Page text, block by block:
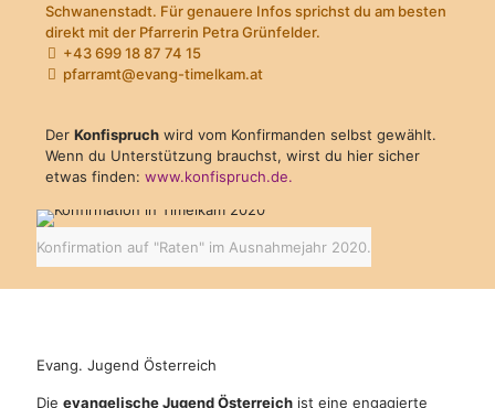
Schwanenstadt. Für genauere Infos sprichst du am besten
direkt mit der Pfarrerin Petra Grünfelder.
+43 699 18 87 74 15
pfarramt@evang-timelkam.at
Der Konfispruchwird vom Konfirmanden selbst gewählt.
Wenn du Unterstützung brauchst, wirst du hier sicher
etwas finden: www.konfispruch.de.
Konfirmation auf "Raten" im Ausnahmejahr 2020.
Evang. Jugend Österreich
Die evangelische Jugend Österreich ist eine engagierte